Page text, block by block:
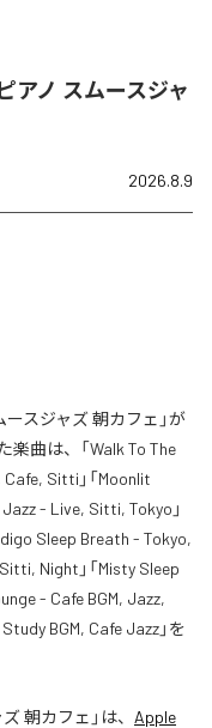
アノ スムースジャ
2026.8.9
スジャズ 朝カフェ」が
曲は、「Walk To The
Sitti」「Moonlit
- Live, Sitti, Tokyo」
Sleep Breath - Tokyo,
Night」「Misty Sleep
- Cafe BGM, Jazz,
BGM, Cafe Jazz」を
朝カフェ 」は、 Apple